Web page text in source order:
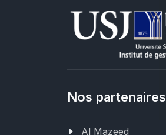
Nos partenaires
Al Mazeed